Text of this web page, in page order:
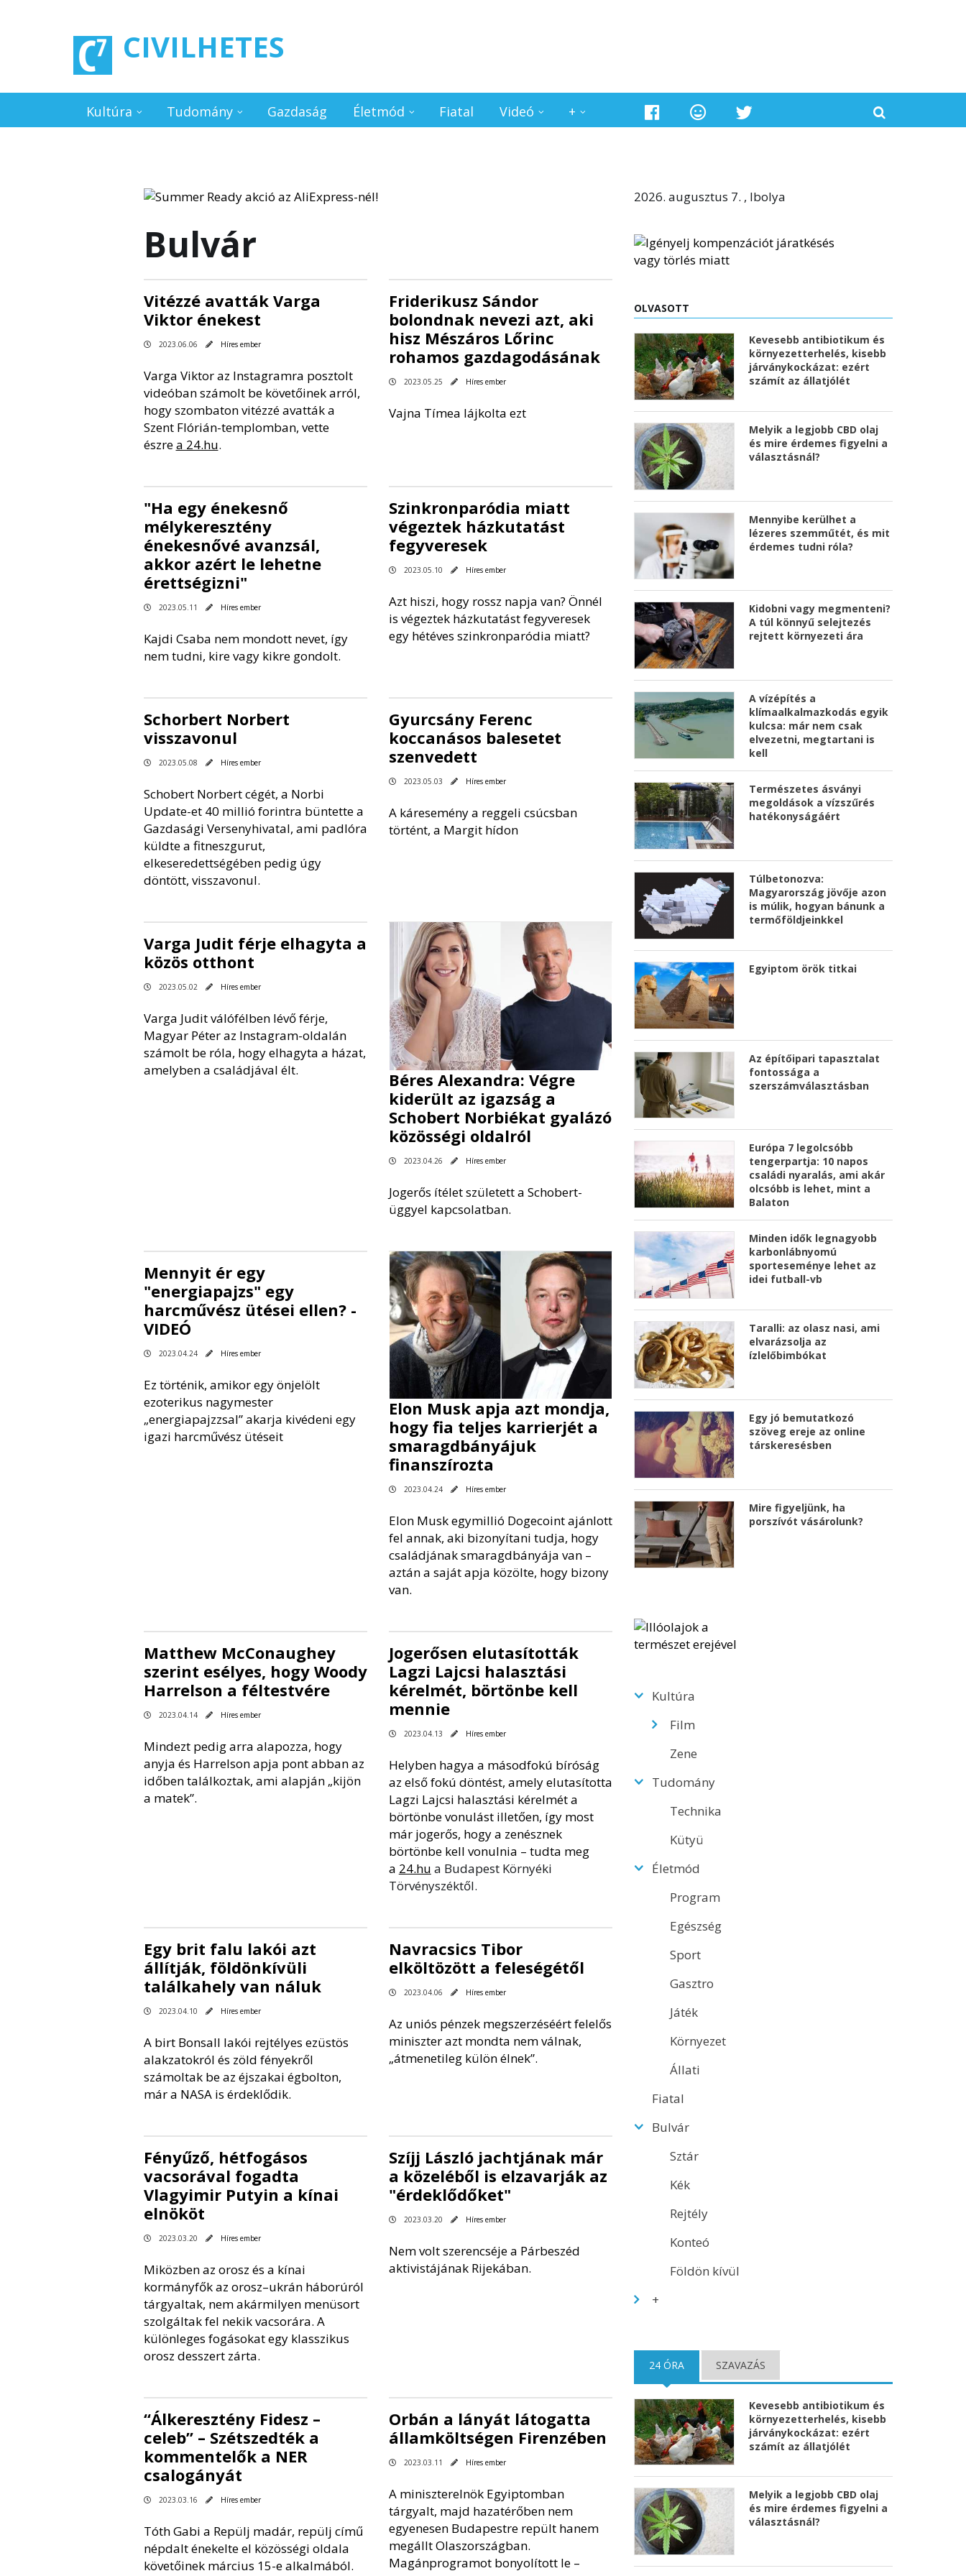
CIVILHETES
Kultúra Tudomány Gazdaság Életmód Fiatal Videó +
Bulvár
Vitézzé avatták Varga
Viktor énekest
2023.06.06 Híres ember
Varga Viktor az Instagramra posztolt
videóban számolt be követőinek arról,
hogy szombaton vitézzé avatták a
Szent Flórián-templomban, vette
észrea 24.hu.
Friderikusz Sándor
bolondnak nevezi azt, aki
hisz Mészáros Lőrinc
rohamos gazdagodásának
2023.05.25 Híres ember
Vajna Tímea lájkolta ezt
"Ha egy énekesnő
mélykeresztény
énekesnővé avanzsál,
akkor azért le lehetne
érettségizni"
2023.05.11 Híres ember
Kajdi Csaba nem mondott nevet, így
nem tudni, kire vagy kikre gondolt.
Szinkronparódia miatt
végeztek házkutatást
fegyveresek
2023.05.10 Híres ember
Azt hiszi, hogy rossz napja van? Önnél
is végeztek házkutatást fegyveresek
egy hétéves szinkronparódia miatt?
Schorbert Norbert
visszavonul
2023.05.08 Híres ember
Schobert Norbert cégét, a Norbi
Update-et 40 millió forintra büntette a
Gazdasági Versenyhivatal, ami padlóra
küldte a fitneszgurut,
elkeseredettségében pedig úgy
döntött, visszavonul.
Gyurcsány Ferenc
koccanásos balesetet
szenvedett
2023.05.03 Híres ember
A káresemény a reggeli csúcsban
történt, a Margit hídon
Varga Judit férje elhagyta a
közös otthont
2023.05.02 Híres ember
Varga Judit válófélben lévő férje,
Magyar Péter az Instagram-oldalán
számolt be róla, hogy elhagyta a házat,
amelyben a családjával élt.
Béres Alexandra: Végre
kiderült az igazság a
Schobert Norbiékat gyalázó
közösségi oldalról
2023.04.26 Híres ember
Jogerős ítélet született a Schobert-
üggyel kapcsolatban.
Mennyit ér egy
"energiapajzs" egy
harcművész ütései ellen? -
VIDEÓ
2023.04.24 Híres ember
Ez történik, amikor egy önjelölt
ezoterikus nagymester
„energiapajzzsal” akarja kivédeni egy
igazi harcművész ütéseit
Elon Musk apja azt mondja,
hogy fia teljes karrierjét a
smaragdbányájuk
finanszírozta
2023.04.24 Híres ember
Elon Musk egymillió Dogecoint ajánlott
fel annak, aki bizonyítani tudja, hogy
családjának smaragdbányája van –
aztán a saját apja közölte, hogy bizony
van.
Matthew McConaughey
szerint esélyes, hogy Woody
Harrelson a féltestvére
2023.04.14 Híres ember
Mindezt pedig arra alapozza, hogy
anyja és Harrelson apja pont abban az
időben találkoztak, ami alapján „kijön
a matek”.
Jogerősen elutasították
Lagzi Lajcsi halasztási
kérelmét, börtönbe kell
mennie
2023.04.13 Híres ember
Helyben hagya a másodfokú bíróság
az első fokú döntést, amely elutasította
Lagzi Lajcsi halasztási kérelmét a
börtönbe vonulást illetően, így most
már jogerős, hogy a zenésznek
börtönbe kell vonulnia – tudta meg
a 24.hu a Budapest Környéki
Törvényszéktől.
Egy brit falu lakói azt
állítják, földönkívüli
találkahely van náluk
2023.04.10 Híres ember
A birt Bonsall lakói rejtélyes ezüstös
alakzatokról és zöld fényekről
számoltak be az éjszakai égbolton,
már a NASA is érdeklődik.
Navracsics Tibor
elköltözött a feleségétől
2023.04.06 Híres ember
Az uniós pénzek megszerzéséért felelős
miniszter azt mondta nem válnak,
„átmenetileg külön élnek”.
Fényűző, hétfogásos
vacsorával fogadta
Vlagyimir Putyin a kínai
elnököt
2023.03.20 Híres ember
Miközben az orosz és a kínai
kormányfők az orosz–ukrán háborúról
tárgyaltak, nem akármilyen menüsort
szolgáltak fel nekik vacsorára. A
különleges fogásokat egy klasszikus
orosz desszert zárta.
Szíjj László jachtjának már
a közeléből is elzavarják az
"érdeklődőket"
2023.03.20 Híres ember
Nem volt szerencséje a Párbeszéd
aktivistájának Rijekában.
“Álkeresztény Fidesz –
celeb” – Szétszedték a
kommentelők a NER
csalogányát
2023.03.16 Híres ember
Tóth Gabi a Repülj madár, repülj című
népdalt énekelte el közösségi oldala
követőinek március 15-e alkalmából.
Orbán a lányát látogatta
államköltségen Firenzében
2023.03.11 Híres ember
A miniszterelnök Egyiptomban
tárgyalt, majd hazatérőben nem
egyenesen Budapestre repült hanem
megállt Olaszországban.
Magánprogramot bonyolított le –
2026. augusztus 7. , Ibolya
OLVASOTT
Kevesebb antibiotikum és
környezetterhelés, kisebb
járványkockázat: ezért
számít az állatjólét
Melyik a legjobb CBD olaj
és mire érdemes figyelni a
választásnál?
Mennyibe kerülhet a
lézeres szemműtét, és mit
érdemes tudni róla?
Kidobni vagy megmenteni?
A túl könnyű selejtezés
rejtett környezeti ára
A vízépítés a
klímaalkalmazkodás egyik
kulcsa: már nem csak
elvezetni, megtartani is
kell
Természetes ásványi
megoldások a vízszűrés
hatékonyságáért
Túlbetonozva:
Magyarország jövője azon
is múlik, hogyan bánunk a
termőföldjeinkkel
Egyiptom örök titkai
Az építőipari tapasztalat
fontossága a
szerszámválasztásban
Európa 7 legolcsóbb
tengerpartja: 10 napos
családi nyaralás, ami akár
olcsóbb is lehet, mint a
Balaton
Minden idők legnagyobb
karbonlábnyomú
sporteseménye lehet az
idei futball-vb
Taralli: az olasz nasi, ami
elvarázsolja az
ízlelőbimbókat
Egy jó bemutatkozó
szöveg ereje az online
társkeresésben
Mire figyeljünk, ha
porszívót vásárolunk?
Kultúra
Film
Zene
Tudomány
Technika
Kütyü
Életmód
Program
Egészség
Sport
Gasztro
Játék
Környezet
Állati
Fiatal
Bulvár
Sztár
Kék
Rejtély
Konteó
Földön kívül
+
24 ÓRA (AKTÍV FÜL)SZAVAZÁS
Kevesebb antibiotikum és
környezetterhelés, kisebb
járványkockázat: ezért
számít az állatjólét
Melyik a legjobb CBD olaj
és mire érdemes figyelni a
választásnál?